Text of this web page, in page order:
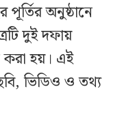
অনুষ্ঠানে
দুই দফায়
করা হয়। এই
ভিডিও ও তথ্য